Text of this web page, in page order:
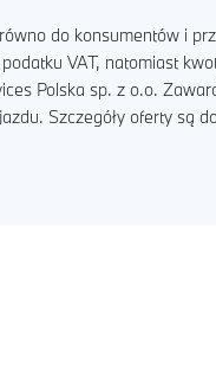
do konsumentów i
VAT, natomiast
Polska sp. z o.o.
Szczegóły oferty są